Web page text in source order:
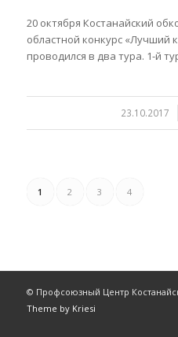
20 октября Костанайский
областной конкурс «Лучший
проводился в два тура. 1-й
23.10.2017
/
1 2 3 4
© Профсоюзный Центр
Theme by Kriesi